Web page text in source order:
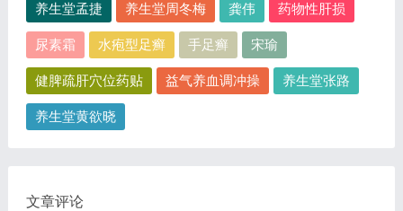
养生堂孟捷 养生堂周冬梅 龚伟 药物性肝损
尿素霜 水疱型足癣 手足癣 宋瑜
健脾疏肝穴位药贴 益气养血调冲操 养生堂张路
养生堂黄欲晓
文章评论